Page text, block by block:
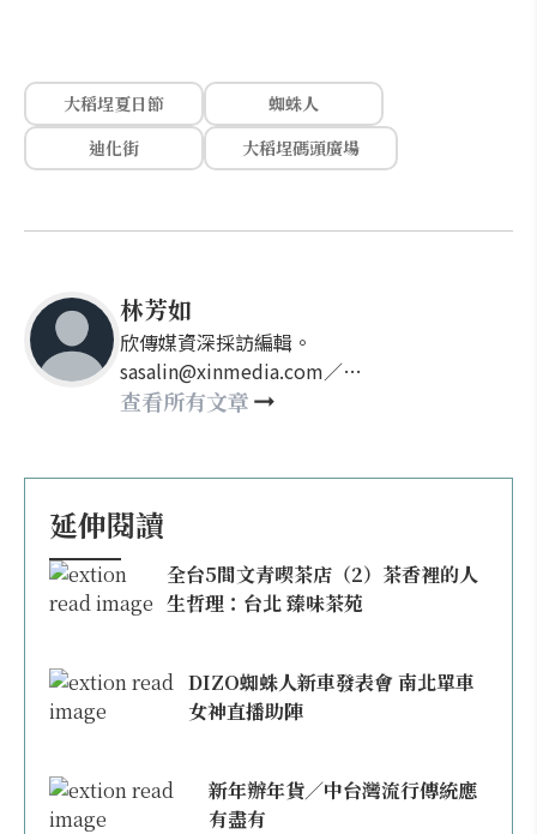
大稻埕夏日節
蜘蛛人
迪化街
大稻埕碼頭廣場
林芳如
欣傳媒資深採訪編輯。
sasalin@xinmedia.com／
happy21917@gmail.com
查看所有文章
延伸閱讀
全台5間文青喫茶店（2）茶香裡的人
生哲理：台北 臻味茶苑
DIZO蜘蛛人新車發表會 南北單車
女神直播助陣
新年辦年貨／中台灣流行傳統應
有盡有